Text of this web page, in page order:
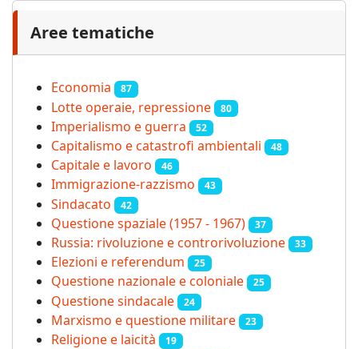
Aree tematiche
Economia 87
Lotte operaie, repressione 80
Imperialismo e guerra 52
Capitalismo e catastrofi ambientali 48
Capitale e lavoro 46
Immigrazione-razzismo 43
Sindacato 42
Questione spaziale (1957 - 1967) 37
Russia: rivoluzione e controrivoluzione 33
Elezioni e referendum 25
Questione nazionale e coloniale 25
Questione sindacale 24
Marxismo e questione militare 23
Religione e laicità 19